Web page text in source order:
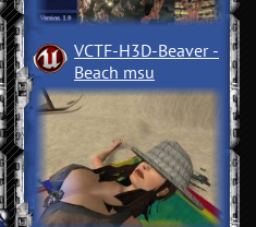
VCTF-H3D-Beaver ­
Beach msu